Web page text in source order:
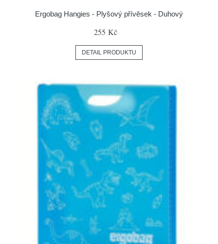
Ergobag Hangies - Plyšový přívěsek - Duhový
255 Kč
DETAIL PRODUKTU